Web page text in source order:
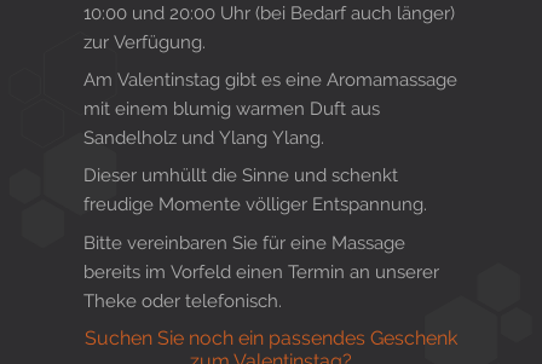
10:00 und 20:00 Uhr (bei Bedarf auch länger)
zur Verfügung.
Am Valentinstag gibt es eine Aromamassage
mit einem blumig warmen Duft aus
Sandelholz und Ylang Ylang.
Dieser umhüllt die Sinne und schenkt
freudige Momente völliger Entspannung.
Bitte vereinbaren Sie für eine Massage
bereits im Vorfeld einen Termin an unserer
Theke oder telefonisch.
Suchen Sie noch ein passendes Geschenk